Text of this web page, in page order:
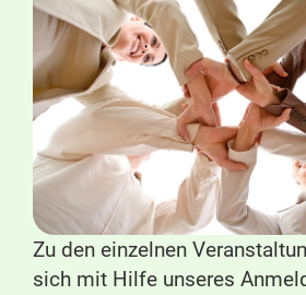
Zu den einzelnen
sich mit Hilfe unseres